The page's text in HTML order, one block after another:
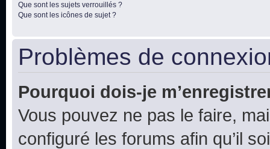
Que sont les sujets verrouillés ?
Que sont les icônes de sujet ?
Problèmes de
Pourquoi dois-je
Vous pouvez ne pas le faire,
configuré les forums afin qu’il